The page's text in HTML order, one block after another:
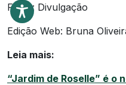
Fotos: Divulgação
Edição Web: Bruna
Leia mais:
“Jardim de Roselle” é o